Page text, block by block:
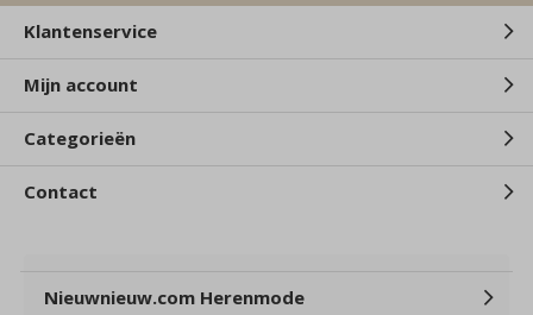
Klantenservice
Mijn account
Categorieën
Contact
Nieuwnieuw.com Herenmode